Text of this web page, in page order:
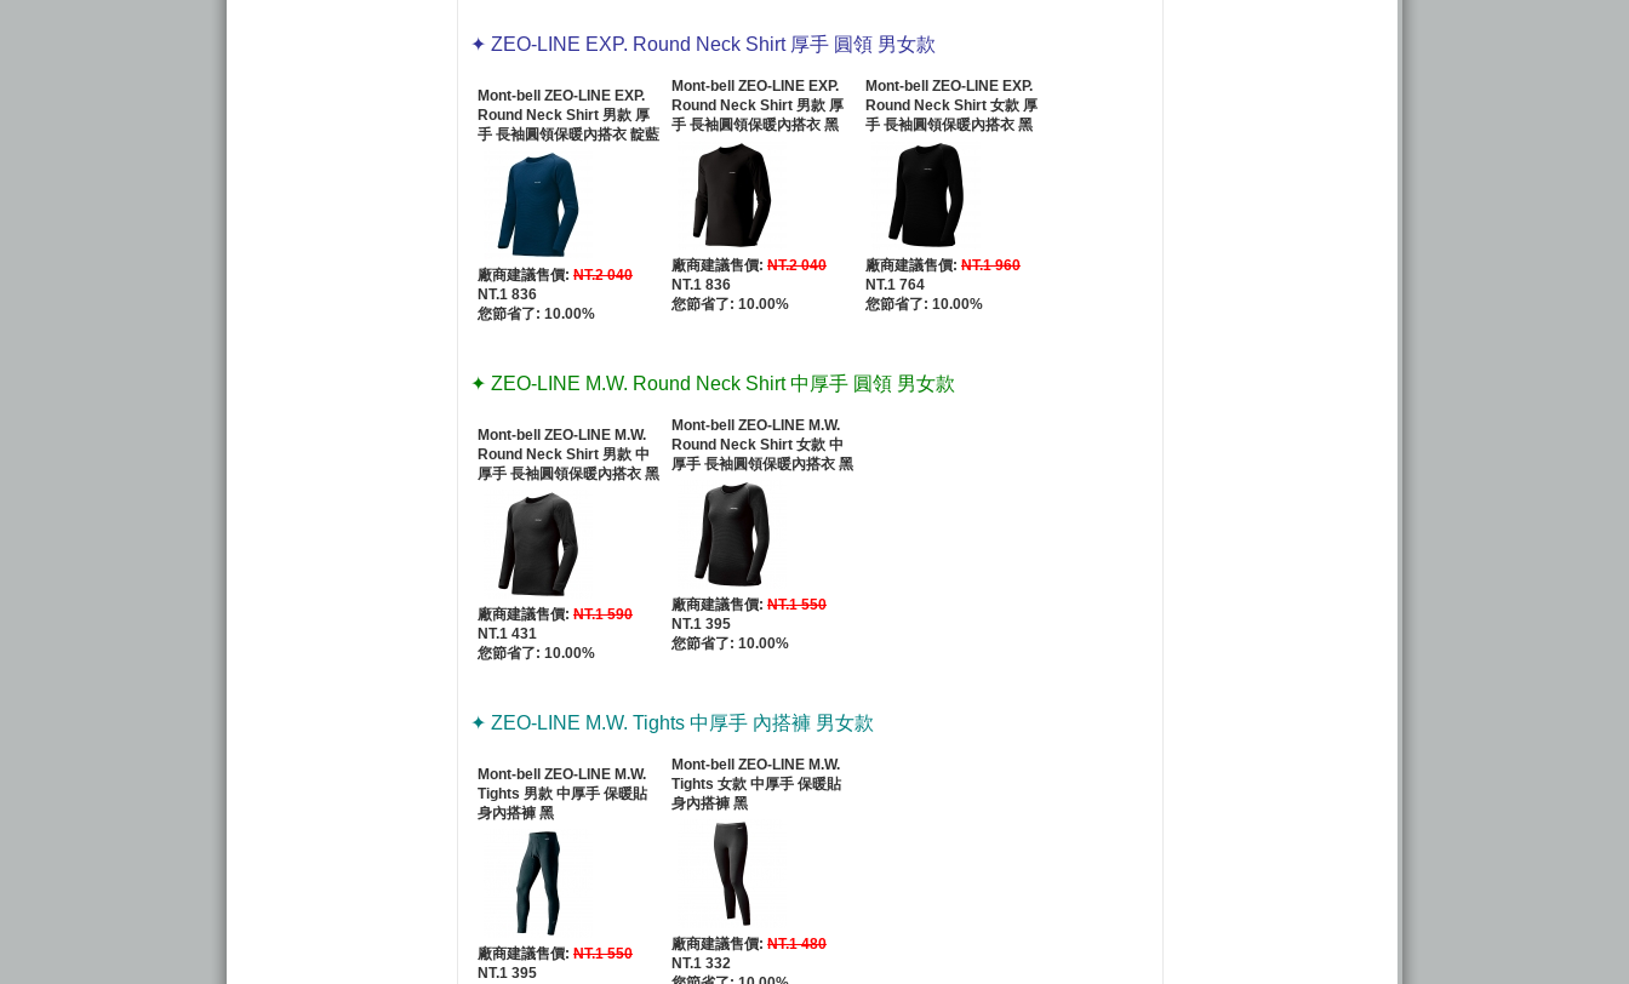
✦ ZEO-LINE EXP. Round Neck Shirt 厚手 圓領 男女款
Mont-bell ZEO-LINE EXP.
Round Neck Shirt 男款 厚
手 長袖圓領保暖內搭衣 靛藍
廠商建議售價: NT.2 040
NT.1 836
您節省了: 10.00%
Mont-bell ZEO-LINE EXP.
Round Neck Shirt 男款 厚
手 長袖圓領保暖內搭衣 黑
廠商建議售價: NT.2 040
NT.1 836
您節省了: 10.00%
Mont-bell ZEO-LINE EXP.
Round Neck Shirt 女款 厚
手 長袖圓領保暖內搭衣 黑
廠商建議售價: NT.1 960
NT.1 764
您節省了: 10.00%
✦ ZEO-LINE M.W. Round Neck Shirt 中厚手 圓領 男女款
Mont-bell ZEO-LINE M.W.
Round Neck Shirt 男款 中
厚手 長袖圓領保暖內搭衣 黑
廠商建議售價: NT.1 590
NT.1 431
您節省了: 10.00%
Mont-bell ZEO-LINE M.W.
Round Neck Shirt 女款 中
厚手 長袖圓領保暖內搭衣 黑
廠商建議售價: NT.1 550
NT.1 395
您節省了: 10.00%
✦ ZEO-LINE M.W. Tights 中厚手 內搭褲 男女款
Mont-bell ZEO-LINE M.W.
Tights 男款 中厚手 保暖貼
身內搭褲 黑
廠商建議售價: NT.1 550
NT.1 395
Mont-bell ZEO-LINE M.W.
Tights 女款 中厚手 保暖貼
身內搭褲 黑
廠商建議售價: NT.1 480
NT.1 332